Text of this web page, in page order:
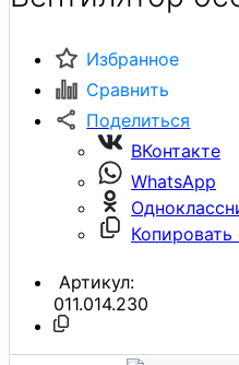
Избранное
Сравнить
Поделиться
ВКонтакте
WhatsApp
Копировать
Артикул:
011.014.230